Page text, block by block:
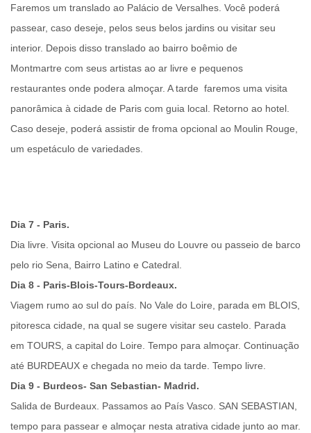
Faremos um translado ao Palácio de Versalhes . Você poderá
passear, caso deseje, pelos seus belos jardins ou visitar seu
interior. Depois disso translado ao bairro boêmio de
Montmartre com seus artistas ao ar livre e pequenos
restaurantes onde podera almoçar. A tarde faremos uma visita
panorâmica à cidade de Paris com guia local. Retorno ao hotel.
Caso deseje, poderá assistir de froma opcional ao Moulin Rouge,
um espetáculo de variedades.
Dia 7 - Paris.
Dia livre. Visita opcional ao Museu do Louvre ou passeio de barco
pelo rio Sena, Bairro Latino e Catedral.
Dia 8 - Paris-Blois-Tours-Bordeaux.
Viagem rumo ao sul do país. No Vale do Loire, parada em BLOIS
pitoresca cidade, na qual se sugere visitar seu castelo. Parada
em TOURS , a capital do Loire. Tempo para almoçar. Continuação
até BURDEAUX e chegada no meio da tarde. Tempo livre.
Dia 9 - Burdeos- San Sebastian- Madrid.
Salida de Burdeaux. Passamos ao País Vasco. SAN SEBASTIAN
tempo para passear e almoçar nesta atrativa cidade junto ao mar.